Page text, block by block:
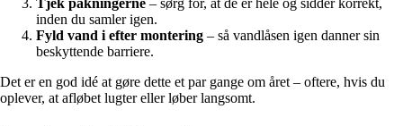
Tjek pakningerne – sørg for, at de er hele og sidder korrekt,
inden du samler igen.
Fyld vand i efter montering – så vandlåsen igen danner sin
beskyttende barriere.
Det er en god idé at gøre dette et par gange om året – oftere, hvis du
oplever, at afløbet lugter eller løber langsomt.